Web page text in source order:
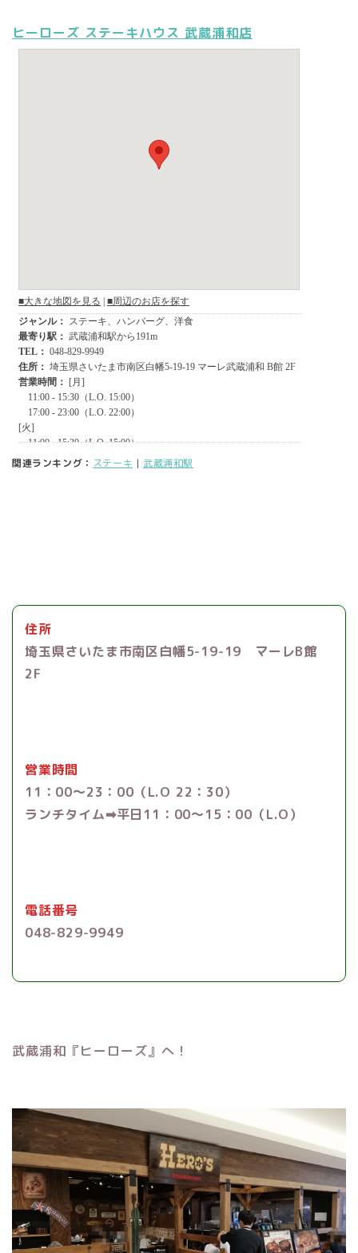
ヒーローズ ステーキハウス 武蔵浦和店
関連ランキング： ステーキ | 武蔵浦和駅
住所
埼玉県さいたま市南区白幡5-19-19 マーレB館
2F
営業時間
11：00〜23：00（L.O 22：30）
ランチタイム➡︎平日11：00～15：00（L.O）
電話番号
048-829-9949
武蔵浦和『ヒーローズ』へ！